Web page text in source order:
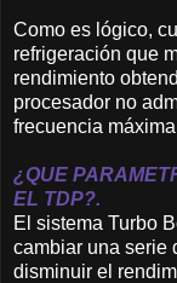
Como es lógico,
refrigeración que
rendimiento
procesador no
frecuencia
¿QUE
EL TDP?.
El sistema Turbo
cambiar una serie
disminuir el